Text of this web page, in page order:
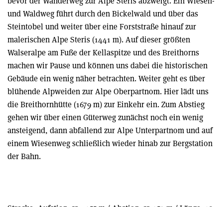
und Waldweg führt durch den Bickelwald und über das
Steintobel und weiter über eine Forststraße hinauf zur
malerischen Alpe Steris (1441 m). Auf dieser größten
Walseralpe am Fuße der Kellaspitze und des Breithorns
machen wir Pause und können uns dabei die historischen
Gebäude ein wenig näher betrachten. Weiter geht es über
blühende Alpweiden zur Alpe Oberpartnom. Hier lädt uns
die Breithornhütte (1679 m) zur Einkehr ein. Zum Abstieg
gehen wir über einen Güterweg zunächst noch ein wenig
ansteigend, dann abfallend zur Alpe Unterpartnom und auf
einem Wiesenweg schließlich wieder hinab zur Bergstation
der Bahn.